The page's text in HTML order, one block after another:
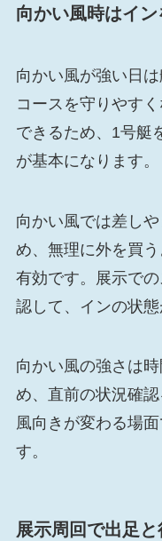
向かい風時はイ
向かい風が強い日
コースを守りやす
できるため、1号艇
が基本になります。
向かい風では差し
め、無理に外を買
有効です。展示で
認して、インの状態
向かい風の強さは
め、直前の状況確
風向きが変わる場
す。
展示周回で出足